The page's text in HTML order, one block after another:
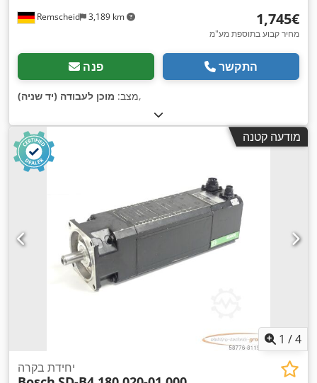
Remscheid 3,189 km ‏1,745 ‏€
מחיר קבוע בתוספת מע"מ
פנה התקשר
מצב: מוכן לעבודה (יד שניה) ,
מודעה קטנה
1 /4
יחידת בקרה